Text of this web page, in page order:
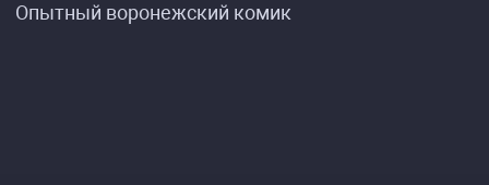
Опытный воронежский комик